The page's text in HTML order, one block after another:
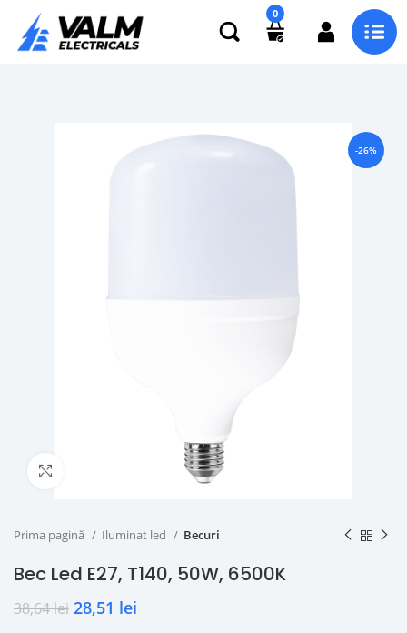
0
-26%
Prima pagină Iluminat led Becuri
Bec Led E27, T140, 50W, 6500K
38,64lei 28,51 lei